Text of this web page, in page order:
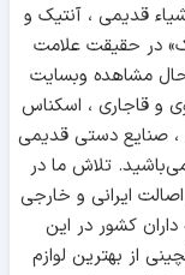
قدیمی ، آنتیک و
در حقیقت علامت
مشاهده وبسایت
و قاجاری ، اسکناس
، صنایع دستی قدیمی
تلاش ما در
اصالت ایرانی و خارجی
کشور در این
از بهترین لوازم